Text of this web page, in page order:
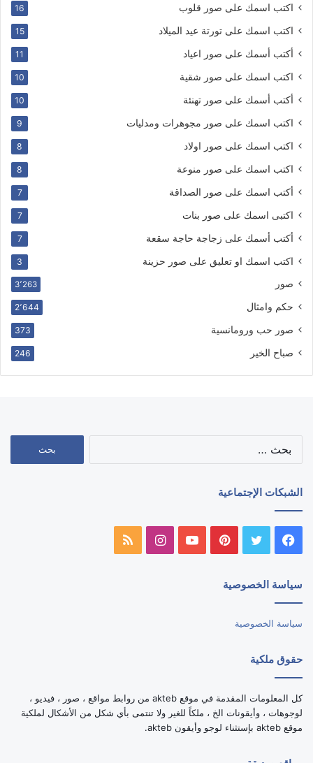
اكتب اسمك على صور قلوب 16
اكتب اسمك على تورتة عيد الميلاد 15
أكتب أسمك على صور اعياد 11
اكتب اسمك على صور شقية 10
أكتب أسمك على صور تهنئة 10
اكتب اسمك على صور مجوهرات ومدليات 9
اكتب اسمك على صور اولاد 8
اكتب اسمك على صور منوعة 8
أكتب اسمك على صور الصداقة 7
اكتبى اسمك على صور بنات 7
أكتب أسمك على زجاجة حاجة سقعة 7
اكتب اسمك او تعليق على صور حزينة 3
صور 3٬263
حكم وامثال 2٬644
صور حب ورومانسية 373
صباح الخير 246
الشبكات الإجتماعية
فيسبوك تويتر بينتيريستيوتيوبانستقرامملخص
سياسة الخصوصية
سياسة الخصوصية
حقوق ملكية
كل المعلومات المقدمة في موقع akteb من روابط مواقع ، صور ، فيديو ،
لوجوهات ، وأيقونات الخ ، ملكاً للغير ولا تنتمى بأي شكل من الأشكال لملكية
موقع akteb بإستثناء لوجو وأيقون akteb.